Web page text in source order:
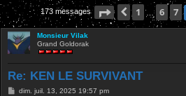
r
c
173 messages Page 8sur 12
Précédente
1 … 6 7
Monsieur Vilak
Grand Goldorak
Re: KEN LE SURVIVANT
Mdim. juil. 13, 2025 19:57 pm